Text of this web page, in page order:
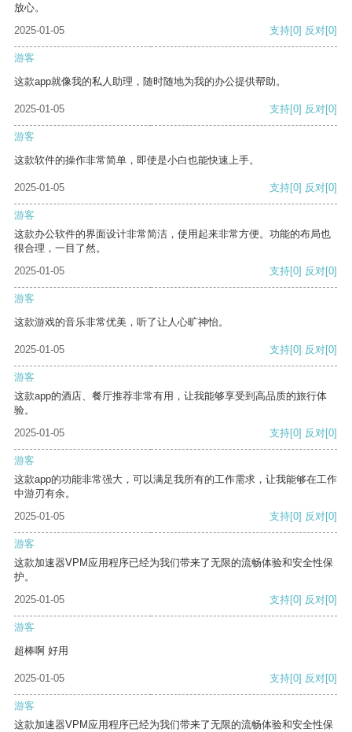
放心。
2025-01-05
支持[0] 反对[0]
游客
这款app就像我的私人助理，随时随地为我的办公提供帮助。
2025-01-05 支持[0] 反对[0]
游客
这款软件的操作非常简单，即使是小白也能快速上手。
2025-01-05 支持[0] 反对[0]
游客
这款办公软件的界面设计非常简洁，使用起来非常方便。功能的布局也
很合理，一目了然。
2025-01-05
支持[0] 反对[0]
游客
这款游戏的音乐非常优美，听了让人心旷神怡。
2025-01-05 支持[0] 反对[0]
游客
这款app的酒店、餐厅推荐非常有用，让我能够享受到高品质的旅行体
验。
2025-01-05
支持[0] 反对[0]
游客
这款app的功能非常强大，可以满足我所有的工作需求，让我能够在工作
中游刃有余。
2025-01-05
支持[0] 反对[0]
游客
这款加速器VPM应用程序已经为我们带来了无限的流畅体验和安全性保
护。
2025-01-05
支持[0] 反对[0]
游客
超棒啊 好用
2025-01-05 支持[0] 反对[0]
游客
这款加速器VPM应用程序已经为我们带来了无限的流畅体验和安全性保